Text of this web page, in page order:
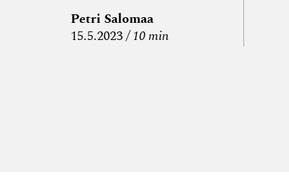
edelleen­
veloitus ja
Petri Salomaa
15.5.2023 10 min